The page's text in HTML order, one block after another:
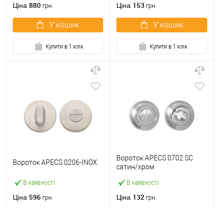
Ціна 880 грн.
У кошик
Купити в 1 клік
Ціна 153 грн.
У кошик
Купити в 1 клік
В наявності
Вороток APECS 0206-INOX
Ціна 596 грн.
В наявності
Вороток APECS 0702 SC
сатин/хром
Ціна 132 грн.